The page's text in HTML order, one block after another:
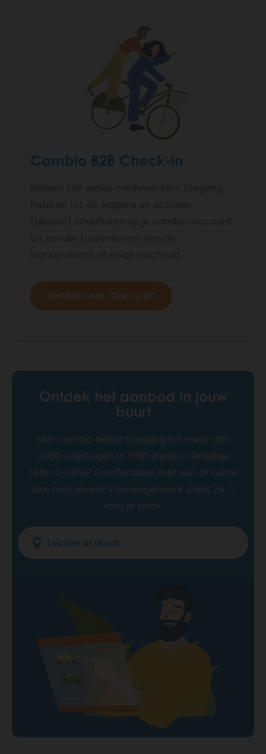
Cambio B2B Check-in
Ontdek onze "Check-in"
Ontdek het aanbod in jouw
buurt
Met cambio heb je toegang tot meer dan
3.000 voertuigen in +150 steden. Gezellige
tête-à-tête? Comfortabel met vier of ruime
luxe met zeven? Ons wagenpark staat 24/7
voor je klaar.